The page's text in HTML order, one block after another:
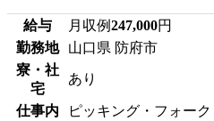
給与 月収例247,000円
勤務地
山口県 防府市
寮・社
宅
あり
仕事内
ピッキング・フォー